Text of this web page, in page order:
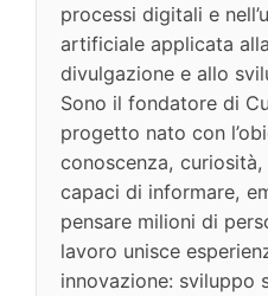
processi digitali e
artificiale applicata
divulgazione e allo
Sono il fondatore di
progetto nato con
conoscenza,
capaci di informare,
pensare milioni di
lavoro unisce
innovazione: sviluppo